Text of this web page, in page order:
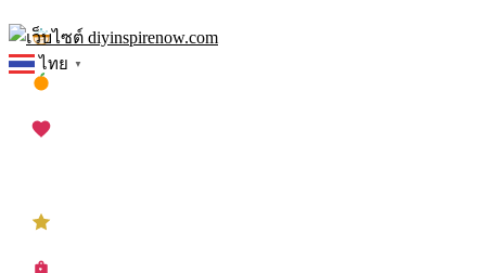
Skip
to
content
ไทย ▼
เทศกาลสงกรานต์